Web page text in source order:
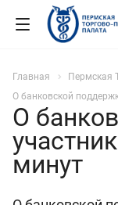
Главная Пермская
О банковской
О
минут